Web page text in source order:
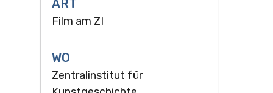
ART
Film am ZI
WO
Zentralinstitut für